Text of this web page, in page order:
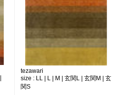
tezawari
size : LL | L | M | 玄関L | 玄関M | 玄
関S